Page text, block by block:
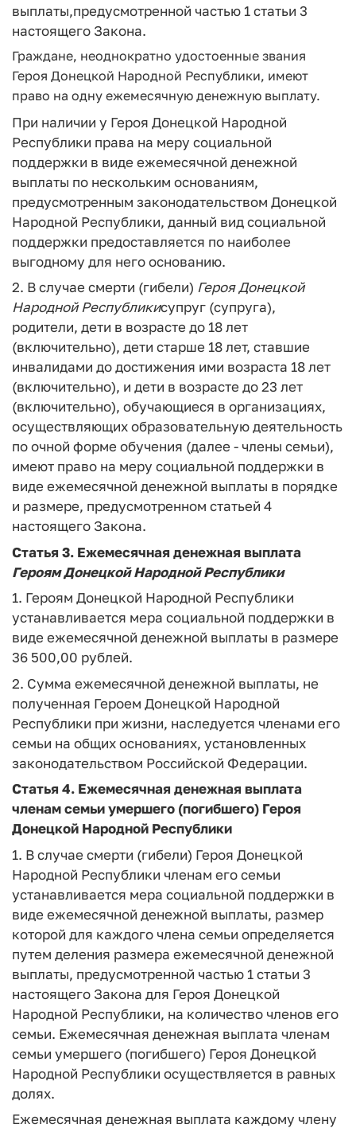
выплаты,предусмотренной частью 1 статьи 3
настоящего Закона.
Граждане, неоднократно удостоенные звания
Героя Донецкой Народной Республики, имеют
право на одну ежемесячную денежную выплату.
При наличии у Героя Донецкой Народной
Республики права на меру социальной
поддержки в виде ежемесячной денежной
выплаты по нескольким основаниям,
предусмотренным законодательством Донецкой
Народной Республики, данный вид социальной
поддержки предоставляется по наиболее
выгодному для него основанию.
2. В случае смерти (гибели) ГерояДонецкой
Народной Республикисупруг (супруга),
родители, дети в возрасте до 18 лет
(включительно), дети старше 18 лет, ставшие
инвалидами до достижения ими возраста 18 лет
(включительно), и дети в возрасте до 23 лет
(включительно), обучающиеся в организациях,
осуществляющих образовательную деятельность
по очной форме обучения (далее - члены семьи),
имеют право на меру социальной поддержки в
виде ежемесячной денежной выплаты в порядке
и размере, предусмотренном статьей 4
настоящего Закона.
Статья 3. Ежемесячная денежная выплата
ГероямДонецкой Народной Республики
1. Героям Донецкой Народной Республики
устанавливается мера социальной поддержки в
виде ежемесячной денежной выплаты в размере
36 500,00 рублей.
2. Сумма ежемесячной денежной выплаты, не
полученная Героем Донецкой Народной
Республики при жизни, наследуется членами его
семьи на общих основаниях, установленных
законодательством Российской Федерации.
Статья 4. Ежемесячная денежная выплата
членам семьи умершего (погибшего) Героя
Донецкой Народной Республики
1. В случае смерти (гибели) Героя Донецкой
Народной Республики членам его семьи
устанавливается мера социальной поддержки в
виде ежемесячной денежной выплаты, размер
которой для каждого члена семьи определяется
путем деления размера ежемесячной денежной
выплаты, предусмотренной частью 1 статьи 3
настоящего Закона для Героя Донецкой
Народной Республики, на количество членов его
семьи. Ежемесячная денежная выплата членам
семьи умершего (погибшего) Героя Донецкой
Народной Республики осуществляется в равных
долях.
Ежемесячная денежная выплата каждому члену